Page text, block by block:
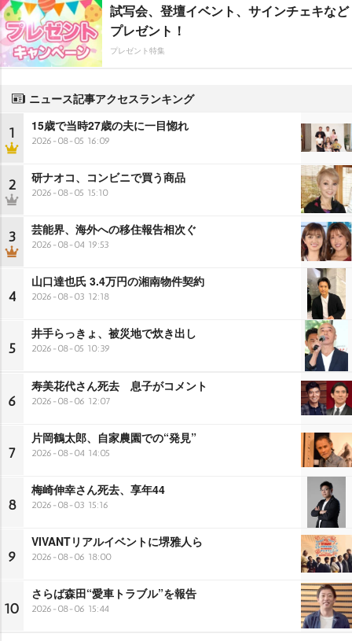
試写会、登壇イベント、サインチェキなど
プレゼント！
プレゼント特集
ニュース記事アクセスランキング
1 15歳で当時27歳の夫に一目惚れ
2026-08-05 16:09
2 研ナオコ、コンビニで買う商品
2026-08-05 15:10
3 芸能界、海外への移住報告相次ぐ
2026-08-04 19:53
4
山口達也氏 3.4万円の湘南物件契約
2026-08-03 12:18
5
井手らっきょ、被災地で炊き出し
2026-08-05 10:39
6
寿美花代さん死去 息子がコメント
2026-08-06 12:07
7
片岡鶴太郎、自家農園での“発見”
2026-08-04 14:05
8
梅崎伸幸さん死去、享年44
2026-08-03 15:16
9
VIVANTリアルイベントに堺雅人ら
2026-08-06 18:00
10
さらば森田“愛車トラブル”を報告
2026-08-06 15:44